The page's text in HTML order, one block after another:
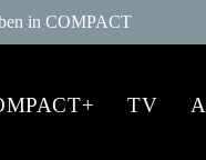
in COMPACT
TV